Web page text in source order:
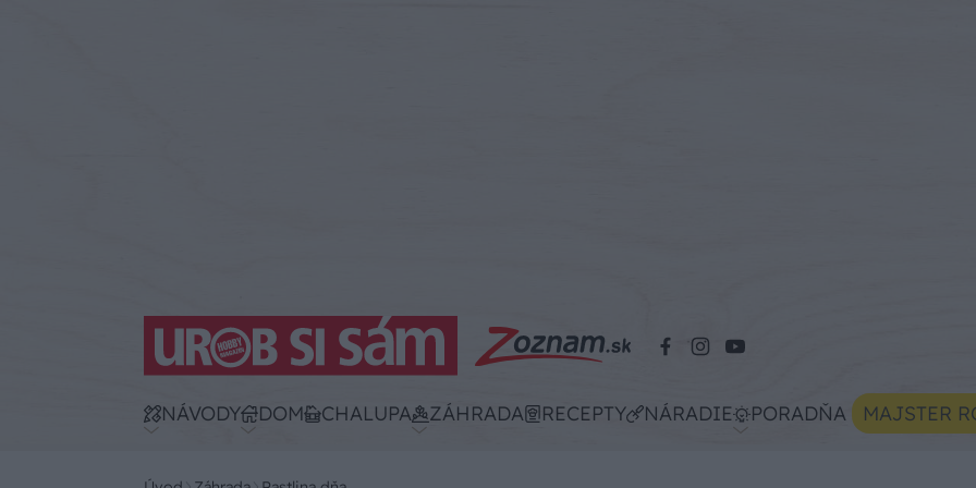
NÁVODY DOM CHALUPA ZÁHRADA RECEPTY NÁRADIE PORADŇA MAJSTER